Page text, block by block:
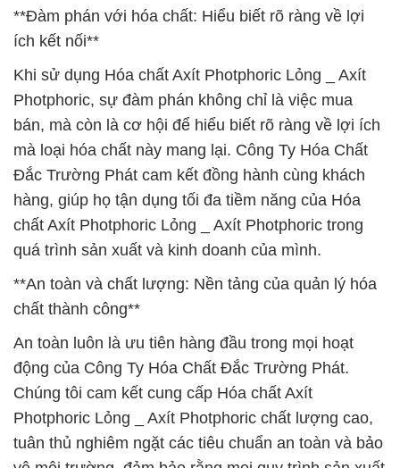
**Đàm phán với hóa chất: Hiểu biết rõ ràng về lợi
ích kết nối**
Khi sử dụng Hóa chất Axít Photphoric Lỏng _ Axít
Photphoric, sự đàm phán không chỉ là việc mua
bán, mà còn là cơ hội để hiểu biết rõ ràng về lợi ích
mà loại hóa chất này mang lại. Công Ty Hóa Chất
Đắc Trường Phát cam kết đồng hành cùng khách
hàng, giúp họ tận dụng tối đa tiềm năng của Hóa
chất Axít Photphoric Lỏng _ Axít Photphoric trong
quá trình sản xuất và kinh doanh của mình.
**An toàn và chất lượng: Nền tảng của quản lý hóa
chất thành công**
An toàn luôn là ưu tiên hàng đầu trong mọi hoạt
động của Công Ty Hóa Chất Đắc Trường Phát.
Chúng tôi cam kết cung cấp Hóa chất Axít
Photphoric Lỏng _ Axít Photphoric chất lượng cao,
tuân thủ nghiêm ngặt các tiêu chuẩn an toàn và bảo